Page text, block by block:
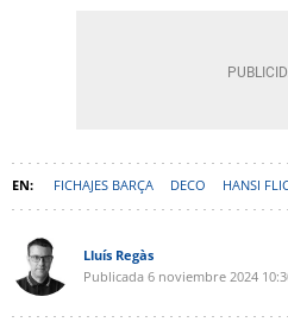
FICHAJES BARÇA DECO HANSI
Lluís Regàs
Publicada 6 noviembre 2024